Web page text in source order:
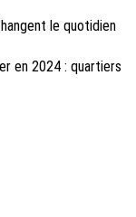
le quotidien
en 2024 : quartiers